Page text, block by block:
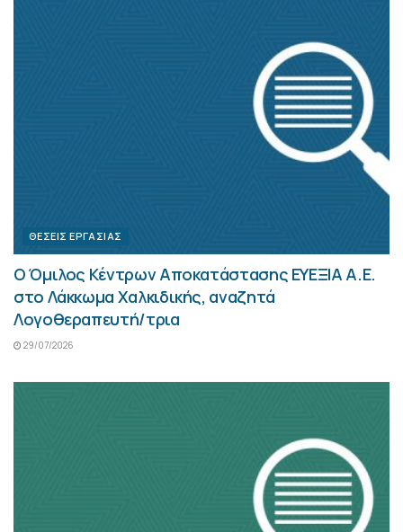
ΘΈΣΕΙΣ ΕΡΓΑΣΊΑΣ
Ο Όμιλος Κέντρων Αποκατάστασης ΕΥΕΞΙΑ Α.Ε.
στο Λάκκωμα Χαλκιδικής, αναζητά
Λογοθεραπευτή/τρια
29/07/2026